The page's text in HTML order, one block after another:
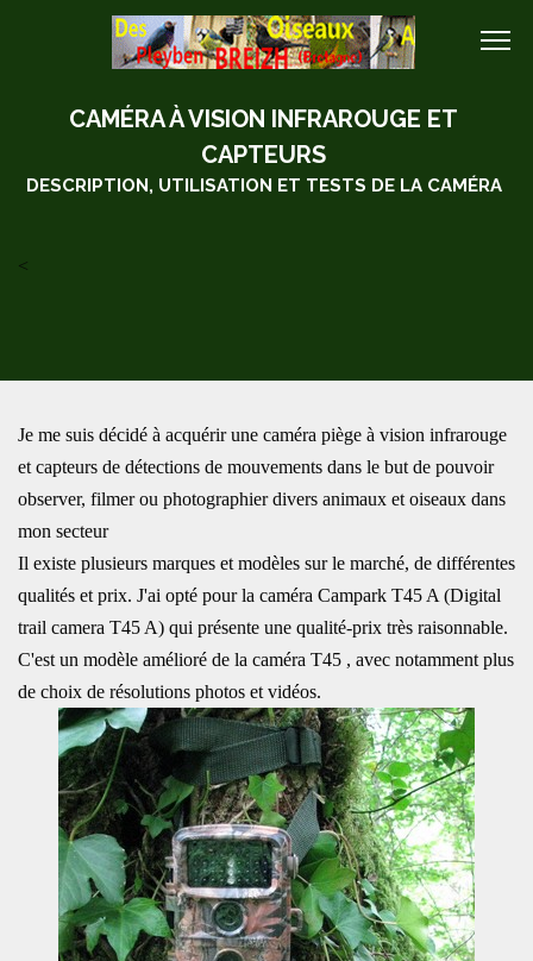
CAMÉRA À VISION INFRAROUGE ET
CAPTEURS
DESCRIPTION, UTILISATION ET TESTS DE LA CAMÉRA
<
Je me suis décidé à acquérir une caméra piège à vision infrarouge
et capteurs de détections de mouvements dans le but de pouvoir
observer, filmer ou photographier divers animaux et oiseaux dans
mon secteur
Il existe plusieurs marques et modèles sur le marché, de différentes
qualités et prix. J'ai opté pour la caméra Campark T45 A (Digital
trail camera T45 A) qui présente une qualité-prix très raisonnable.
C'est un modèle amélioré de la caméra T45 , avec notamment plus
de choix de résolutions photos et vidéos.